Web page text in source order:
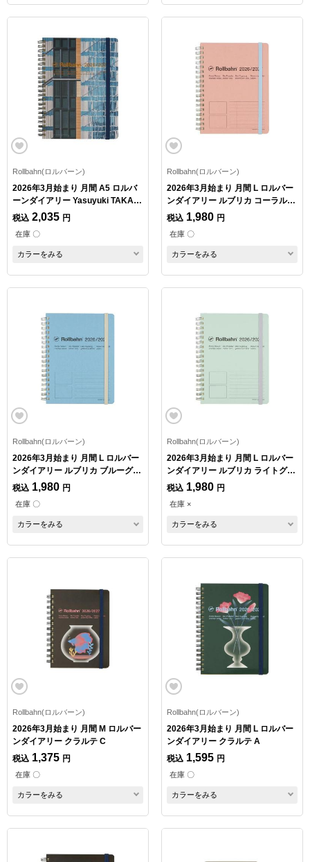
Rollbahn(ロルバーン)
2026年3月始まり 月間 A5 ロルバ
ーンダイアリー Yasuyuki TAKAKI
D
税込 2,035 円
在庫 〇
カラーをみる
Rollbahn(ロルバーン)
2026年3月始まり 月間 L ロルバー
ンダイアリー ルブリカ コーラルピ
ンク
税込 1,980 円
在庫 〇
カラーをみる
Rollbahn(ロルバーン)
2026年3月始まり 月間 L ロルバー
ンダイアリー ルブリカ ブルーグレ
ー
税込 1,980 円
在庫 〇
カラーをみる
Rollbahn(ロルバーン)
2026年3月始まり 月間 L ロルバー
ンダイアリー ルブリカ ライトグリ
ーン
税込 1,980 円
在庫 ×
カラーをみる
Rollbahn(ロルバーン)
2026年3月始まり 月間 M ロルバー
ンダイアリー クラルテ C
税込 1,375 円
在庫 〇
カラーをみる
Rollbahn(ロルバーン)
2026年3月始まり 月間 L ロルバー
ンダイアリー クラルテ A
税込 1,595 円
在庫 〇
カラーをみる